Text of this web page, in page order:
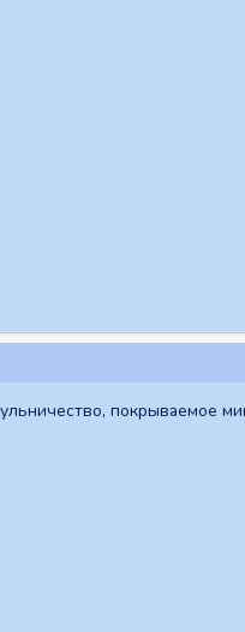
покрываемое